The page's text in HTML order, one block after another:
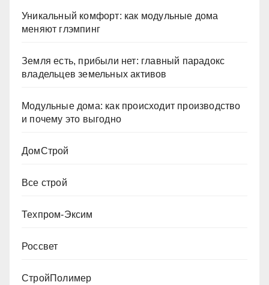
Уникальный комфорт: как модульные дома
меняют глэмпинг
Земля есть, прибыли нет: главный парадокс
владельцев земельных активов
Модульные дома: как происходит производство
и почему это выгодно
ДомСтрой
Все строй
Техпром-Эксим
Россвет
СтройПолимер